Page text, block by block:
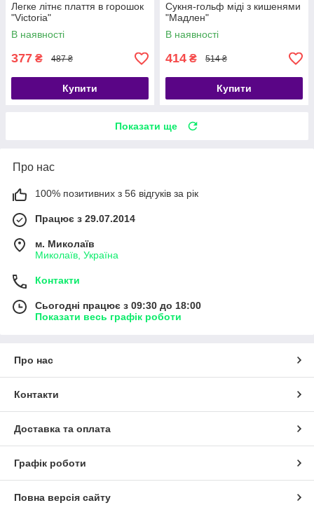
Легке літнє плаття в горошок
"Victoria"
В наявності
377 ₴ 487 ₴
Купити
Сукня-гольф міді з кишенями
"Мадлен"
В наявності
414 ₴ 514 ₴
Купити
Показати ще
Про нас
100% позитивних з 56 відгуків за рік
Працює з 29.07.2014
м. Миколаїв
Миколаїв, Україна
Контакти
Сьогодні працює з 09:30 до 18:00
Показати весь графік роботи
Про нас
Контакти
Доставка та оплата
Графік роботи
Повна версія сайту